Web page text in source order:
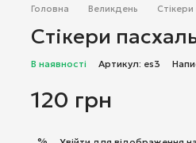
Головна Великдень
Cтікери
В наявності Артикул: es3
120 грн